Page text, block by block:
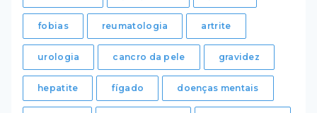
fobias reumatologia artrite
urologia cancro da pele gravidez
hepatite fígado doenças mentais